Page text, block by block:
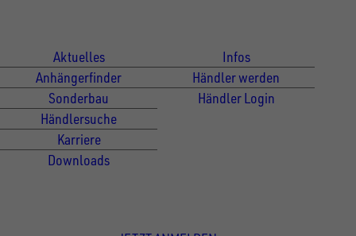
Aktuelles
Anhängerfinder
Sonderbau
Händlersuche
Karriere
Downloads
Infos
Händler werden
Händler Login